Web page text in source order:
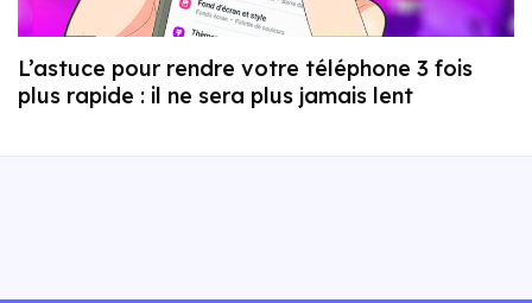
L’astuce pour rendre votre téléphone 3 fois
plus rapide : il ne sera plus jamais lent